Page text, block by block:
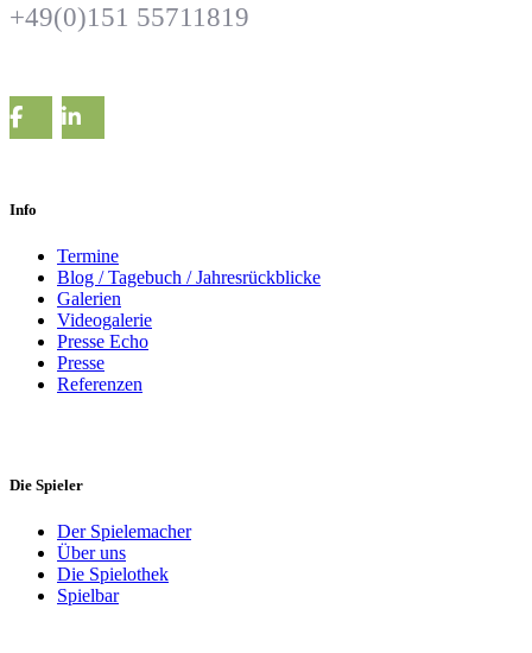
+49(0)151 55711819
Info
Termine
Blog / Tagebuch / Jahresrückblicke
Galerien
Videogalerie
Presse Echo
Presse
Referenzen
Die Spieler
Der Spielemacher
Über uns
Die Spielothek
Spielbar